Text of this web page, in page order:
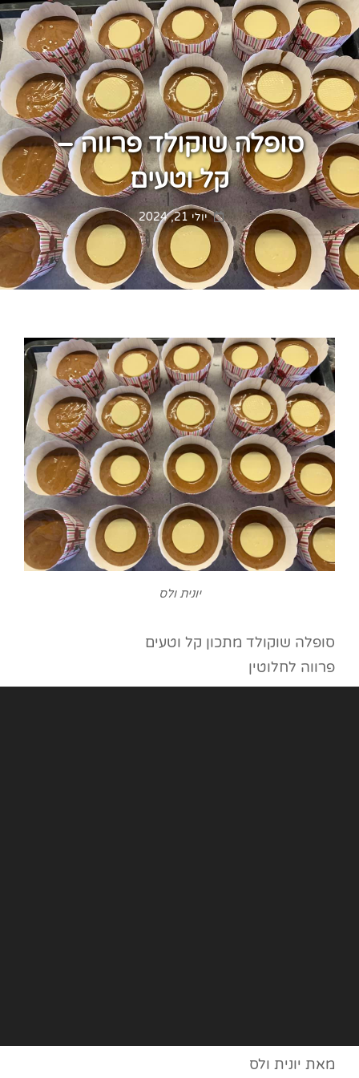
סופלה שוקולד פרווה –
קל וטעים
Posted
on
יולי 21, 2024
יונית ולס
סופלה שוקולד מתכון קל וטעים
פרווה לחלוטין
מאת יונית ולס